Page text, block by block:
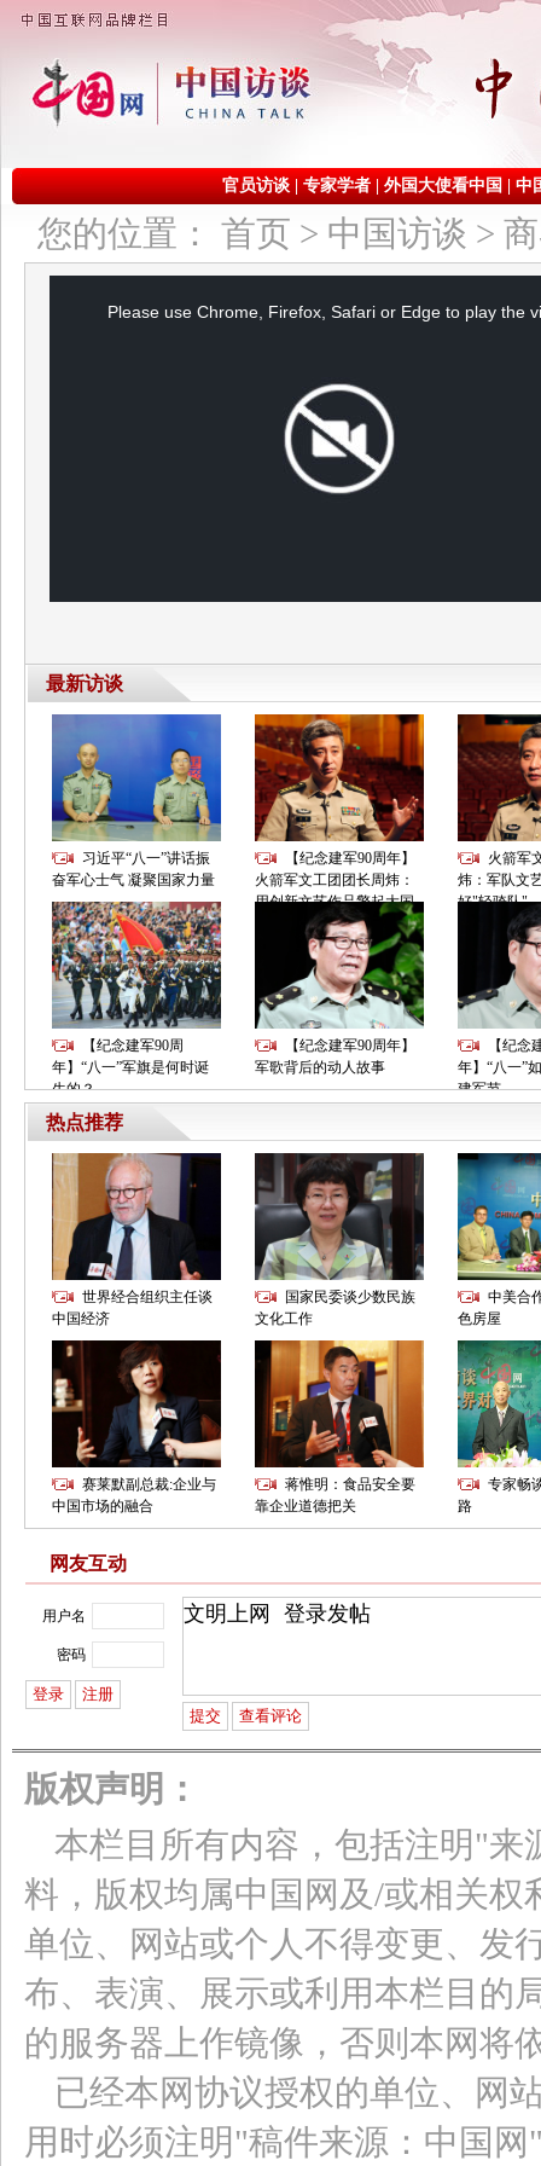
官员访谈|专家学者|外国大使看中国|中
您的位置： 首页 > 中国访谈 >
Please use Chrome, Firefox, Safari or Edge to play the
网友互动
用户名
密码
版权声明：
本栏目所有内容，包括注明"
料，版权均属中国网及/或相关
单位、网站或个人不得变更、发
布、表演、展示或利用本栏目的
的服务器上作镜像，否则本网将
已经本网协议授权的单位、网
用时必须注明"稿件来源：中国